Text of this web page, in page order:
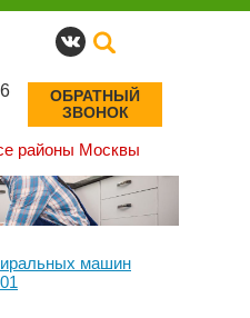
районы Москвы
ОБРАТНЫЙ
ЗВОНОК
машин